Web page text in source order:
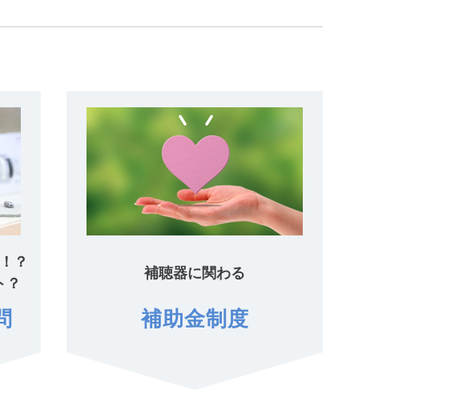
？
？
補聴器に関わる
補助金制度